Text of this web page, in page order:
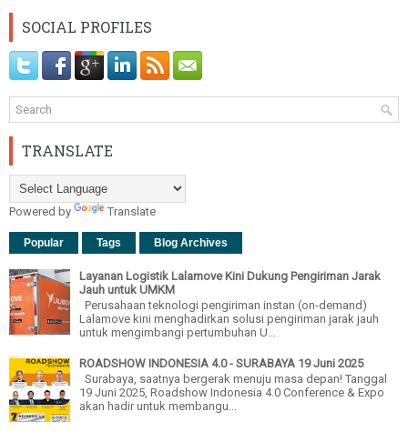
SOCIAL PROFILES
TRANSLATE
Powered by Translate
Popular Tags Blog Archives
Layanan Logistik Lalamove Kini Dukung Pengiriman Jarak
Jauh untuk UMKM
Perusahaan teknologi pengiriman instan (on-demand)
Lalamove kini menghadirkan solusi pengiriman jarak jauh
untuk mengimbangi pertumbuhan U...
ROADSHOW INDONESIA 4.0 - SURABAYA 19 Juni 2025
Surabaya, saatnya bergerak menuju masa depan! Tanggal
19 Juni 2025, Roadshow Indonesia 4.0 Conference & Expo
akan hadir untuk membangu...